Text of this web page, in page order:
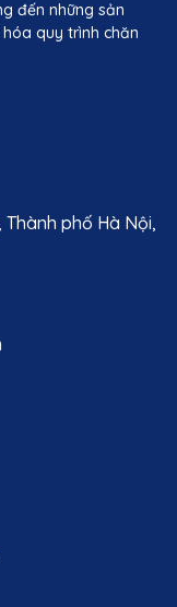
đến những sản
quy trình chăn
Thành phố Hà Nội,